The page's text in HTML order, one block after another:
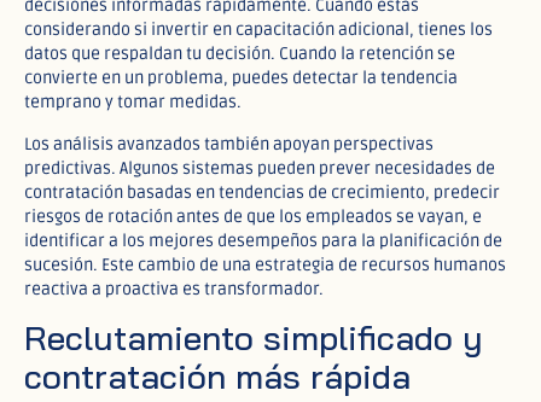
decisiones informadas rápidamente. Cuando estás
considerando si invertir en capacitación adicional, tienes los
datos que respaldan tu decisión. Cuando la retención se
convierte en un problema, puedes detectar la tendencia
temprano y tomar medidas.​
Los análisis avanzados también apoyan perspectivas
predictivas. Algunos sistemas pueden prever necesidades de
contratación basadas en tendencias de crecimiento, predecir
riesgos de rotación antes de que los empleados se vayan, e
identificar a los mejores desempeños para la planificación de
sucesión. Este cambio de una estrategia de recursos humanos
reactiva a proactiva es transformador.​
Reclutamiento simplificado y
contratación más rápida